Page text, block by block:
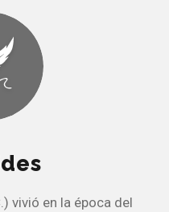
vivió en la época del